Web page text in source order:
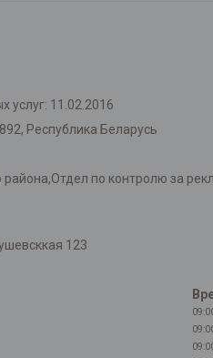
услуг: 11.02.2016
Республика Беларусь
по контролю за
123